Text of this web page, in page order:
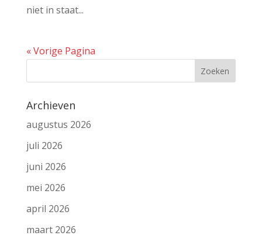
niet in staat...
« Vorige Pagina
Archieven
augustus 2026
juli 2026
juni 2026
mei 2026
april 2026
maart 2026